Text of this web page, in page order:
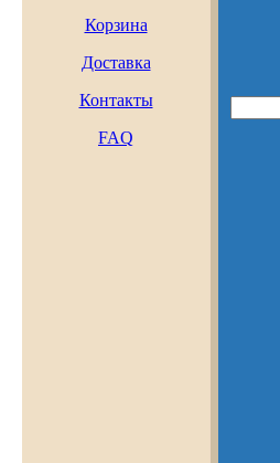
Корзина
Доставка
Контакты
FAQ